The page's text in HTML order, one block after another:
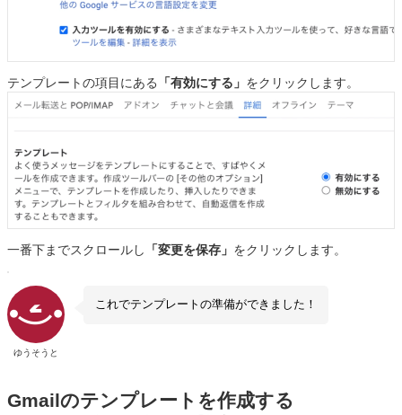
テンプレートの項目にある 「有効にする」 をクリックします。
一番下までスクロールし 「変更を保存」 をクリックします。
ゆうそうと
これでテンプレートの準備ができました！
Gmailのテンプレートを作成する